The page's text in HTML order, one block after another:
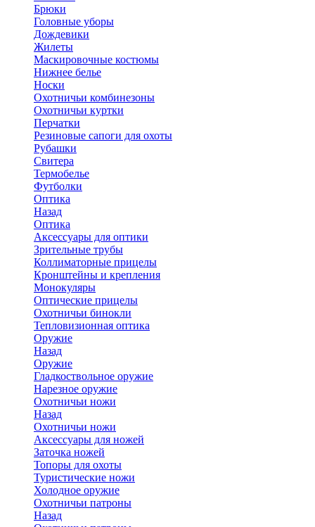
Брюки
Головные уборы
Дождевики
Жилеты
Маскировочные костюмы
Нижнее белье
Носки
Охотничьи комбинезоны
Охотничьи куртки
Перчатки
Резиновые сапоги для охоты
Рубашки
Свитера
Термобелье
Футболки
Оптика
Назад
Оптика
Аксессуары для оптики
Зрительные трубы
Коллиматорные прицелы
Кронштейны и крепления
Монокуляры
Оптические прицелы
Охотничьи бинокли
Тепловизионная оптика
Оружие
Назад
Оружие
Гладкоствольное оружие
Нарезное оружие
Охотничьи ножи
Назад
Охотничьи ножи
Аксессуары для ножей
Заточка ножей
Топоры для охоты
Туристические ножи
Холодное оружие
Охотничьи патроны
Назад